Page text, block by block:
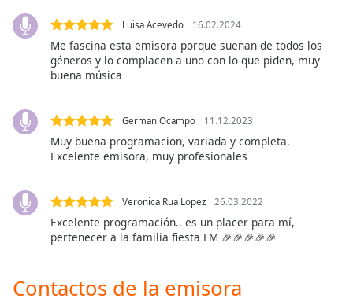
Reset
Done
dialog
Luisa Acevedo 16.02.2024
Me fascina esta emisora porque suenan de todos los
géneros y lo complacen a uno con lo que piden, muy
buena música
German Ocampo 11.12.2023
Muy buena programacion, variada y completa.
Excelente emisora, muy profesionales
Veronica Rua Lopez 26.03.2022
Excelente programación.. es un placer para mí,
pertenecer a la familia fiesta FM 🎉🎉🎉🎉🎉
Contactos de la emisora